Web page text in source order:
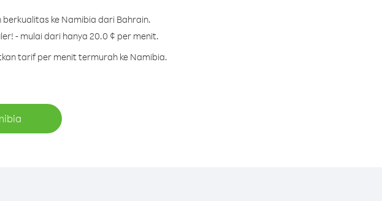
ke Namibia dari Bahrain.
- mulai dari hanya 20.0 ¢ per menit.
tarif per menit termurah ke Namibia.